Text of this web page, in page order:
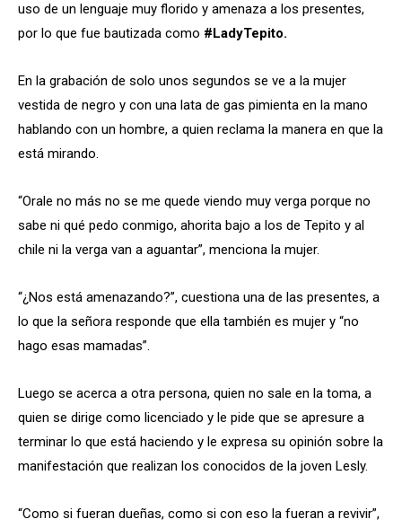
uso de un lenguaje muy florido y amenaza a los presentes,
por lo que fue bautizada como #LadyTepito.
En la grabación de solo unos segundos se ve a la mujer
vestida de negro y con una lata de gas pimienta en la mano
hablando con un hombre, a quien reclama la manera en que la
está mirando.
“Orale no más no se me quede viendo muy verga porque no
sabe ni qué pedo conmigo, ahorita bajo a los de Tepito y al
chile ni la verga van a aguantar”, menciona la mujer.
“¿Nos está amenazando?”, cuestiona una de las presentes, a
lo que la señora responde que ella también es mujer y “no
hago esas mamadas”.
Luego se acerca a otra persona, quien no sale en la toma, a
quien se dirige como licenciado y le pide que se apresure a
terminar lo que está haciendo y le expresa su opinión sobre la
manifestación que realizan los conocidos de la joven Lesly.
“Como si fueran dueñas, como si con eso la fueran a revivir”,